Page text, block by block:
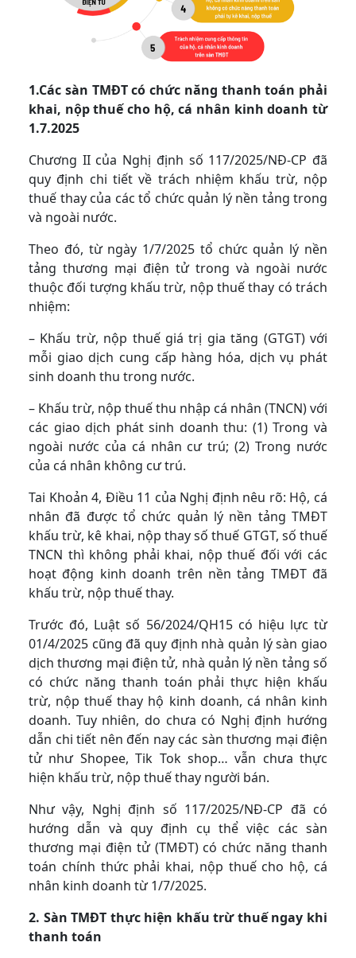
1.Các sàn TMĐT có chức năng thanh toán phải
khai, nộp thuế cho hộ, cá nhân kinh doanh từ
1.7.2025
Chương II của Nghị định số 117/2025/NĐ-CP đã
quy định chi tiết về trách nhiệm khấu trừ, nộp
thuế thay của các tổ chức quản lý nền tảng trong
và ngoài nước.
Theo đó, từ ngày 1/7/2025 tổ chức quản lý nền
tảng thương mại điện tử trong và ngoài nước
thuộc đối tượng khấu trừ, nộp thuế thay có trách
nhiệm:
– Khấu trừ, nộp thuế giá trị gia tăng (GTGT) với
mỗi giao dịch cung cấp hàng hóa, dịch vụ phát
sinh doanh thu trong nước.
– Khấu trừ, nộp thuế thu nhập cá nhân (TNCN) với
các giao dịch phát sinh doanh thu: (1) Trong và
ngoài nước của cá nhân cư trú; (2) Trong nước
của cá nhân không cư trú.
Tai Khoản 4, Điều 11 của Nghị định nêu rõ: Hộ, cá
nhân đã được tổ chức quản lý nền tảng TMĐT
khấu trừ, kê khai, nộp thay số thuế GTGT, số thuế
TNCN thì không phải khai, nộp thuế đối với các
hoạt động kinh doanh trên nền tảng TMĐT đã
khấu trừ, nộp thuế thay.
Trước đó, Luật số 56/2024/QH15 có hiệu lực từ
01/4/2025 cũng đã quy định nhà quản lý sàn giao
dịch thương mại điện tử, nhà quản lý nền tảng số
có chức năng thanh toán phải thực hiện khấu
trừ, nộp thuế thay hộ kinh doanh, cá nhân kinh
doanh. Tuy nhiên, do chưa có Nghị định hướng
dẫn chi tiết nên đến nay các sàn thương mại điện
tử như Shopee, Tik Tok shop… vẫn chưa thực
hiện khấu trừ, nộp thuế thay người bán.
Như vậy, Nghị định số 117/2025/NĐ-CP đã có
hướng dẫn và quy định cụ thể việc các sàn
thương mại điện tử (TMĐT) có chức năng thanh
toán chính thức phải khai, nộp thuế cho hộ, cá
nhân kinh doanh từ 1/7/2025.
2. Sàn TMĐT thực hiện khấu trừ thuế ngay khi
thanh toán